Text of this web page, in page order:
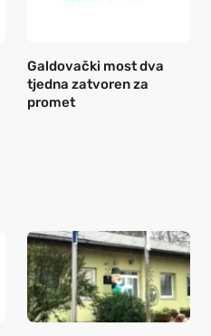
Galdovački most dva
tjedna zatvoren za
promet